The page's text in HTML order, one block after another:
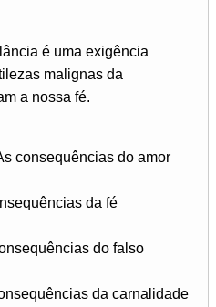
é uma exigência
malignas da
a nossa fé.
consequências do amor
da fé
do falso
da carnalidade